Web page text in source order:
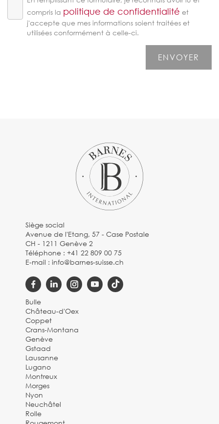
compris la politique de confidentialité et
j'accepte que mes informations soient traitées et
utilisées conformément à celle-ci.
Siège social
Avenue de l'Etang, 57 - Case Postale
CH - 1211 Genève 2
Téléphone :+41 22 809 00 75
E-mail :info@barnes-suisse.ch
Bulle
Château-d'Oex
Coppet
Crans-Montana
Genève
Gstaad
Lausanne
Lugano
Montreux
Morges
Nyon
Neuchâtel
Rolle